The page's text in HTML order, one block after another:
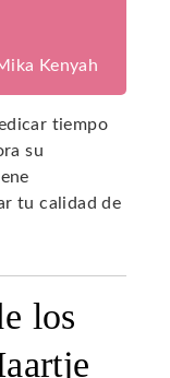
Kenyah
tiempo
su
tu calidad de
los